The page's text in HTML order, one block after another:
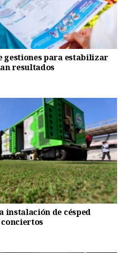
gestiones para estabilizar
resultados
de césped